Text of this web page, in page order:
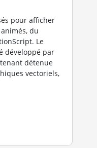
pour afficher
du
Le
développé par
détenue
vectoriels,